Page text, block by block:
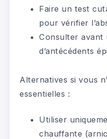
Faire un test
pour vérifier
Consulter avant
d’antécédents
Alternatives si vous
essentielles :
Utiliser
chauffante